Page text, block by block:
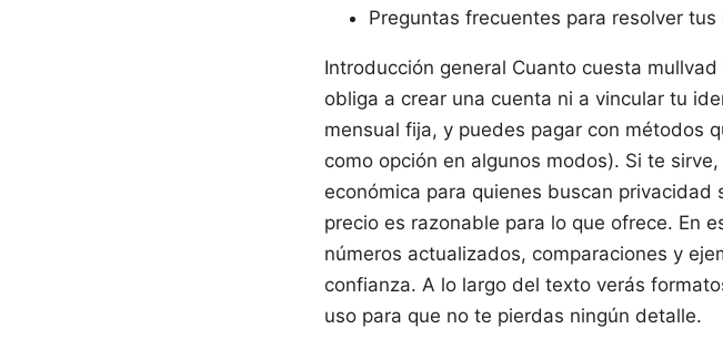
Preguntas frecuentes para resolver tus
Introducción general Cuanto cuesta
obliga a crear una cuenta ni a vincular tu
mensual fija, y puedes pagar con métodos
como opción en algunos modos). Si te
económica para quienes buscan
precio es razonable para lo que ofrece. En
números actualizados, comparaciones y
confianza. A lo largo del texto verás
uso para que no te pierdas ningún detalle.